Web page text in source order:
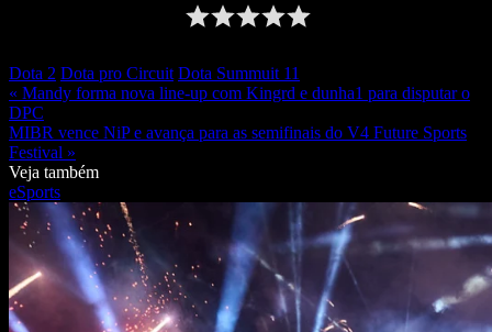
Dota 2 Dota pro Circuit Dota Summuit 11
« Mandy forma nova line-up com Kingrd e dunha1 para disputar o
DPC
MIBR vence NiP e avança para as semifinais do V4 Future Sports
Festival »
Veja também
eSports